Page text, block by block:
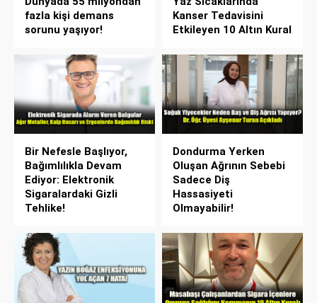
fazla kişi demans
sorunu yaşıyor!
Kanser Tedavisini
Etkileyen 10 Altın Kural
Bir Nefesle Başlıyor,
Bağımlılıkla Devam
Ediyor: Elektronik
Sigaralardaki Gizli
Tehlike!
Dondurma Yerken
Oluşan Ağrının Sebebi
Sadece Diş
Hassasiyeti
Olmayabilir!